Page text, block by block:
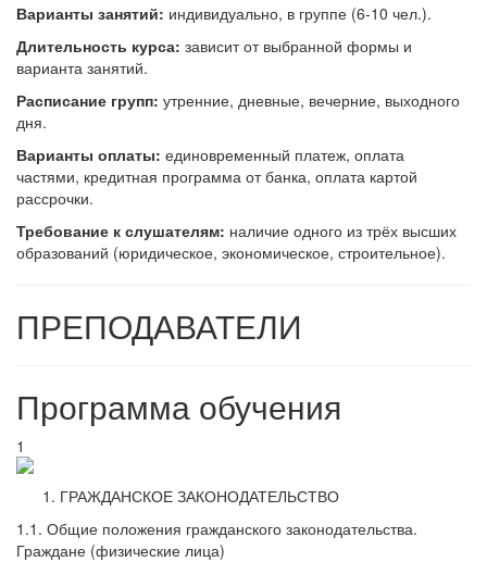
Варианты занятий: индивидуально, в группе (6-10 чел.).
Длительность курса: зависит от выбранной формы и
варианта занятий.
Расписание групп: утренние, дневные, вечерние, выходного
дня.
Варианты оплаты: единовременный платеж, оплата
частями, кредитная программа от банка, оплата картой
рассрочки.
Требование к слушателям: наличие одного из трёх высших
образований (юридическое, экономическое, строительное).
ПРЕПОДАВАТЕЛИ
Программа обучения
1
ГРАЖДАНСКОЕ ЗАКОНОДАТЕЛЬСТВО
1.1. Общие положения гражданского законодательства.
Граждане (физические лица)